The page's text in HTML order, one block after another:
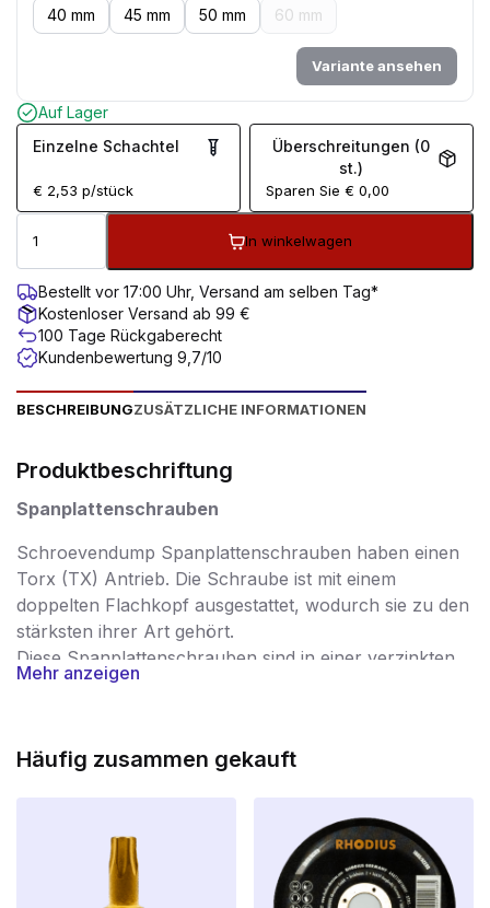
40 mm
45 mm 50 mm 60 mm
Variante ansehen
Auf Lager
Einzelne Schachtel
€ 2,53 p/stück
Überschreitungen (0
st.)
Sparen Sie€ 0,00
In winkelwagen
Bestellt vor 17:00 Uhr, Versand am selben Tag*
Kostenloser Versand ab 99 €
100 Tage Rückgaberecht
Kundenbewertung 9,7/10
BESCHREIBUNGZUSÄTZLICHE INFORMATIONEN
Produktbeschriftung
Spanplattenschrauben
Schroevendump Spanplattenschrauben haben einen
Torx (TX) Antrieb. Die Schraube ist mit einem
doppelten Flachkopf ausgestattet, wodurch sie zu den
stärksten ihrer Art gehört.
Diese Spanplattenschrauben sind in einer verzinkten
Ausführung erhältlich.
Palette von Anwendungen eingesetzt und garantieren
können Sie sicher sein, dass Sie nur mit hochwertigen
Schrauben arbeiten, die gratfrei und superstark sind.
Die Schrauben tragen daher ein CE-Zeichen, mit dem
Mehr anzeigen
Häufig zusammen gekauft